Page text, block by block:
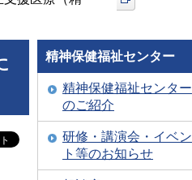
精神保健福祉センター
精神保健福祉センター
のご紹介
研修・講演会・イベン
ト等のお知らせ